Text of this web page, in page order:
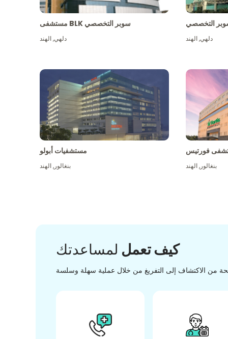
مستشفى BLK سوبر التخصصي
دلهي,الهند
التخصصي
دلهي,الهند
مستشفيات أبولو
بنغالور,الهند
فورتيس
بنغالور,الهند
كيف تعمل لمساعدتك